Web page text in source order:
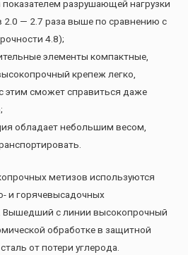
разрушающей нагрузки
2.0 — 2.7 раза выше по сравнению с
4.8);
элементы компактные,
крепеж легко,
этим сможет справиться даже
обладает небольшим весом,
метизов используются
и горячевысадочных
Вышедший с линии высокопрочный
обработке в защитной
от потери углерода.